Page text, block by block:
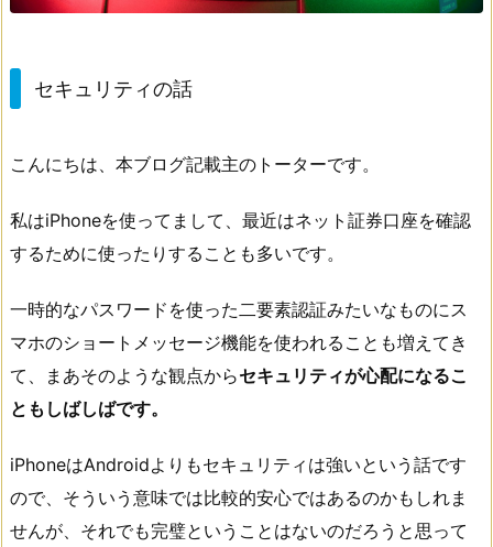
セキュリティの話
こんにちは、本ブログ記載主のトーターです。
私はiPhoneを使ってまして、最近はネット証券口座を確認
するために使ったりすることも多いです。
一時的なパスワードを使った二要素認証みたいなものにス
マホのショートメッセージ機能を使われることも増えてき
て、まあそのような観点からセキュリティが心配になるこ
ともしばしばです。
iPhoneはAndroidよりもセキュリティは強いという話です
ので、そういう意味では比較的安心ではあるのかもしれま
せんが、それでも完璧ということはないのだろうと思って